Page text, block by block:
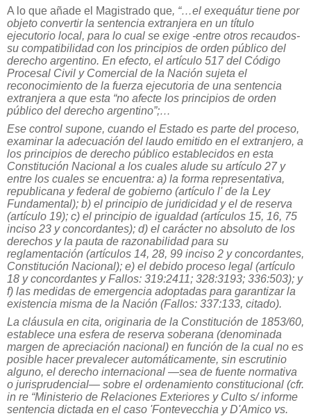
A lo que añade el Magistrado que, “…el exequátur tiene por
objeto convertir la sentencia extranjera en un título
ejecutorio local, para lo cual se exige -entre otros recaudos-
su compatibilidad con los principios de orden público del
derecho argentino. En efecto, el artículo 517 del Código
Procesal Civil y Comercial de la Nación sujeta el
reconocimiento de la fuerza ejecutoria de una sentencia
extranjera a que esta “no afecte los principios de orden
público del derecho argentino”;…
Ese control supone, cuando el Estado es parte del proceso,
examinar la adecuación del laudo emitido en el extranjero, a
los principios de derecho público establecidos en esta
Constitución Nacional a los cuales alude su artículo 27 y
entre los cuales se encuentra: a) la forma representativa,
republicana y federal de gobierno (artículo l' de la Ley
Fundamental); b) el principio de juridicidad y el de reserva
(artículo 19); c) el principio de igualdad (artículos 15, 16, 75
inciso 23 y concordantes); d) el carácter no absoluto de los
derechos y la pauta de razonabilidad para su
reglamentación (artículos 14, 28, 99 inciso 2 y concordantes,
Constitución Nacional); e) el debido proceso legal (artículo
18 y concordantes y Fallos: 319:2411; 328:3193; 336:503); y
f) las medidas de emergencia adoptadas para garantizar la
existencia misma de la Nación (Fallos: 337:133, citado).
La cláusula en cita, originaria de la Constitución de 1853/60,
establece una esfera de reserva soberana (denominada
margen de apreciación nacional) en función de la cual no es
posible hacer prevalecer automáticamente, sin escrutinio
alguno, el derecho internacional —sea de fuente normativa
o jurisprudencial— sobre el ordenamiento constitucional (cfr.
in re “Ministerio de Relaciones Exteriores y Culto s/ informe
sentencia dictada en el caso 'Fontevecchia y D'Amico vs.